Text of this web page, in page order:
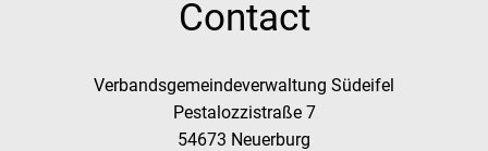
Contact
Verbandsgemeindeverwaltung Südeifel
Pestalozzistraße 7
54673 Neuerburg